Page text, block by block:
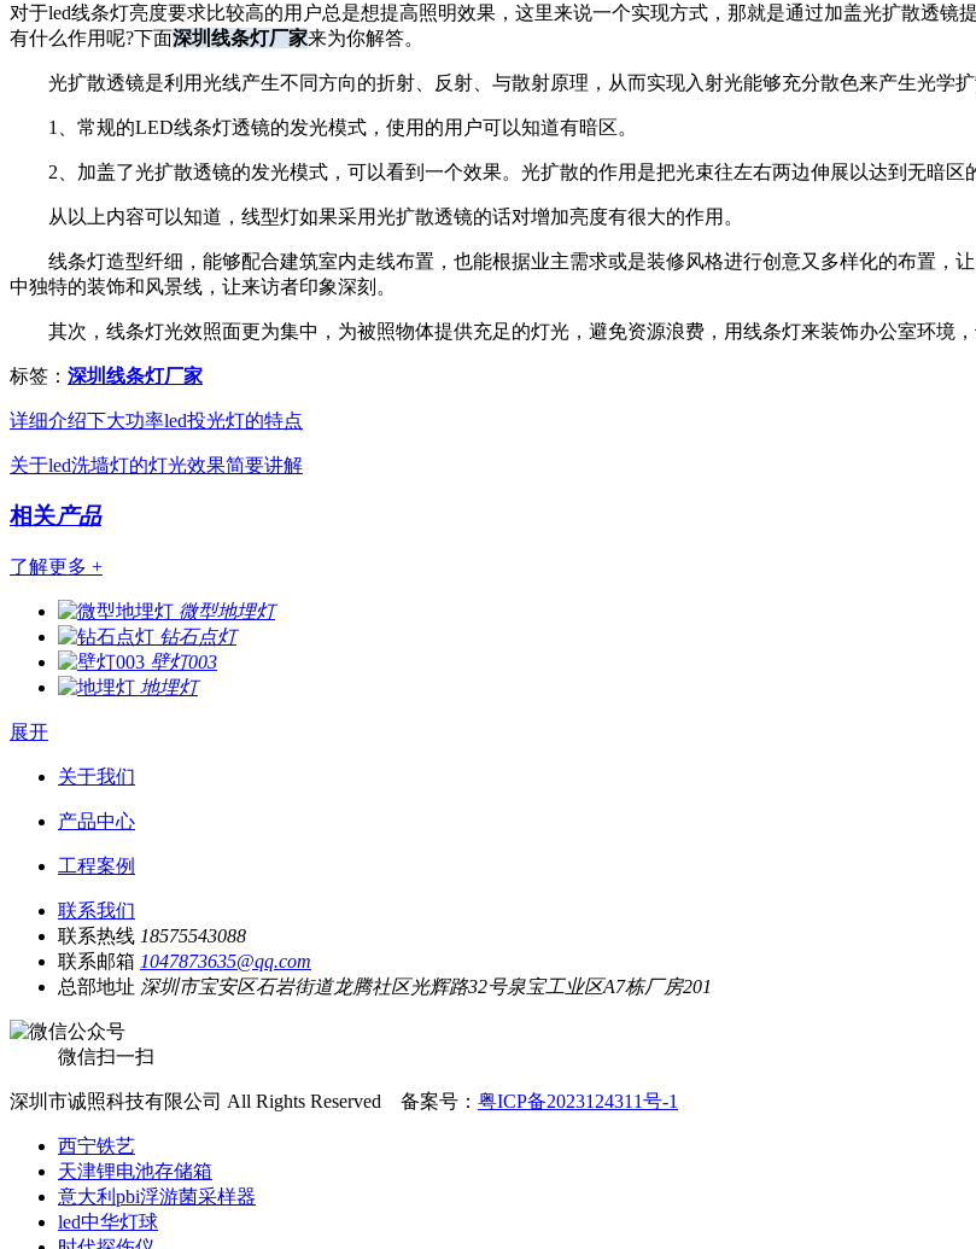
对于led线条灯亮度要求比较高的用户总是想提高照明效果，这里来说一个实现方式，那就是通过加盖光扩散透
有什么作用呢?下面深圳线条灯厂家来为你解答。
光扩散透镜是利用光线产生不同方向的折射、反射、与散射原理，从而实现入射光能够充分散色来产生光学扩
1、常规的LED线条灯透镜的发光模式，使用的用户可以知道有暗区。
2、加盖了光扩散透镜的发光模式，可以看到一个效果。光扩散的作用是把光束往左右两边伸展以达到无暗区
从以上内容可以知道，线型灯如果采用光扩散透镜的话对增加亮度有很大的作用。
线条灯造型纤细，能够配合建筑室内走线布置，也能根据业主需求或是装修风格进行创意又多样化的布置，
中独特的装饰和风景线，让来访者印象深刻。
其次，线条灯光效照面更为集中，为被照物体提供充足的灯光，避免资源浪费，用线条灯来装饰办公室环境，
标签： 深圳线条灯厂家
详细介绍下大功率led投光灯的特点
关于led洗墙灯的灯光效果简要讲解
相关产品
了解更多 +
微型地埋灯
钻石点灯
壁灯003
地埋灯
展开
关于我们
产品中心
工程案例
联系我们
联系热线 18575543088
联系邮箱 1047873635@qq.com
总部地址 深圳市宝安区石岩街道龙腾社区光辉路32号泉宝工业区A7栋厂房201
微信扫一扫
深圳市诚照科技有限公司 All Rights Reserved 备案号： 粤ICP备2023124311号-1
西宁铁艺
天津锂电池存储箱
意大利pbi浮游菌采样器
led中华灯球